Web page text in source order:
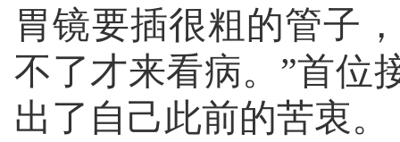
胃镜要插很粗的管子
不了才来看病。”首位
出了自己此前的苦衷。